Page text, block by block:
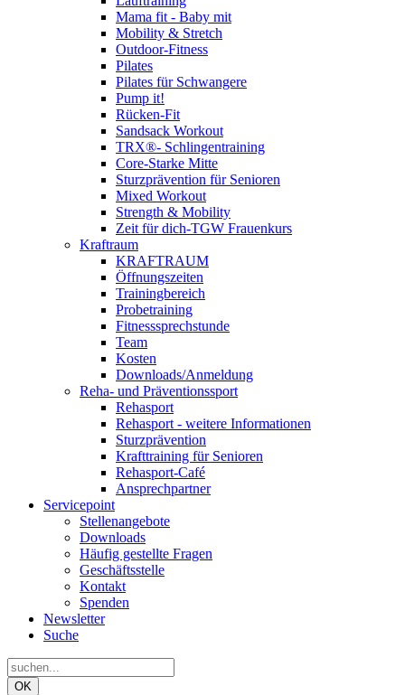
Mama fit - Baby mit
Mobility & Stretch
Outdoor-Fitness
Pilates
Pilates für Schwangere
Pump it!
Rücken-Fit
Sandsack Workout
TRX®- Schlingentraining
Core-Starke Mitte
Sturzprävention für Senioren
Mixed Workout
Strength & Mobility
Zeit für dich-TGW Frauenkurs
Kraftraum
KRAFTRAUM
Öffnungszeiten
Trainingbereich
Probetraining
Fitnesssprechstunde
Team
Kosten
Downloads/Anmeldung
Reha- und Präventionssport
Rehasport
Rehasport - weitere Informationen
Sturzprävention
Krafttraining für Senioren
Rehasport-Café
Ansprechpartner
Servicepoint
Stellenangebote
Downloads
Häufig gestellte Fragen
Geschäftsstelle
Kontakt
Spenden
Newsletter
Suche
OK